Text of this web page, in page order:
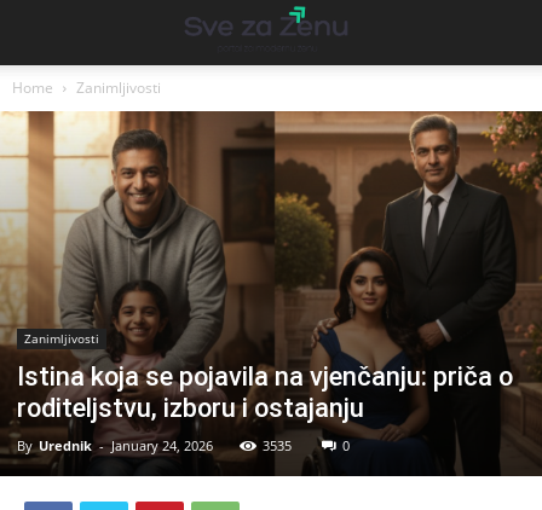
Home Zanimljivosti
Zanimljivosti
Istina koja se pojavila na vjenčanju: priča o
roditeljstvu, izboru i ostajanju
By Urednik - January 24, 2026 3535 0